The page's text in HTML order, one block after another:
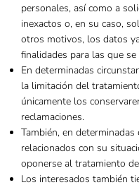
personales, así como a
inexactos o, en su caso,
otros motivos, los datos
finalidades para las que se
En determinadas
la limitación del
únicamente los
reclamaciones.
También, en
relacionados con su
oponerse al tratamiento
Los interesados también